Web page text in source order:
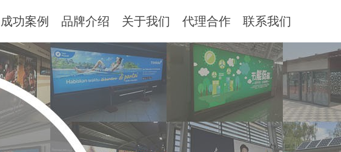
成功案例 品牌介绍 关于我们 代理合作 联系我们